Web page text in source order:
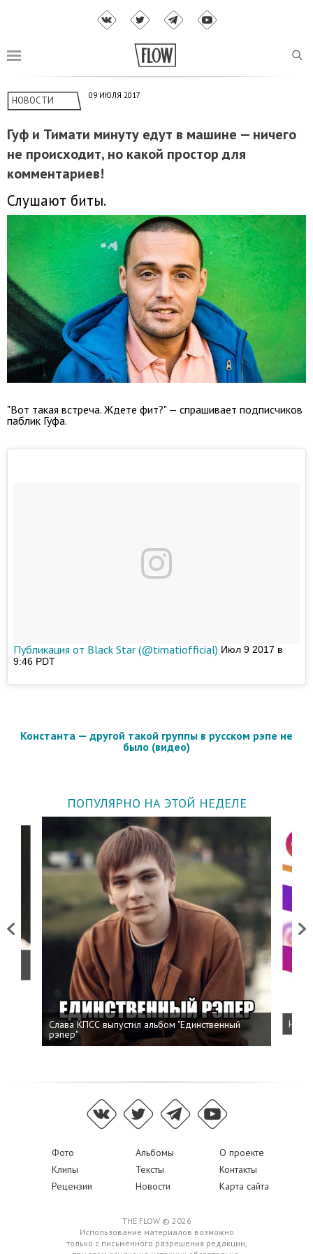
НОВОСТИ 09 ИЮЛЯ 2017
Гуф и Тимати минуту едут в машине — ничего
не происходит, но какой простор для
комментариев!
Слушают биты.
"Вот такая встреча. Ждете фит?" — спрашивает подписчиков
паблик Гуфа.
Публикация от Black Star (@timatiofficial) Июл 9 2017 в
9:46 PDT
Константа — другой такой группы в русском рэпе не
было (видео)
ПОПУЛЯРНО НА ЭТОЙ НЕДЕЛЕ
Previous
Слава КПСС выпустил альбом "Единственный
рэпер"
Next
Фото Альбомы
О проекте
Клипы
Тексты
Контакты
Рецензии
Новости Карта сайта
THE FLOW © 2026
Использование материалов возможно
только с письменного разрешения редакции,